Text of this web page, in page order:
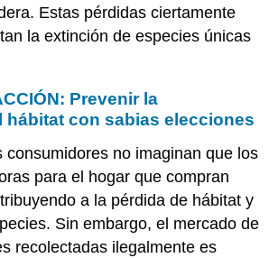
Estas pérdidas ciertamente
la extinción de especies únicas
Prevenir la
hábitat con sabias elecciones
consumidores no imaginan que los
para el hogar que compran
a la pérdida de hábitat y
Sin embargo, el mercado de
recolectadas ilegalmente es